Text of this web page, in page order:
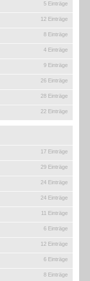
5 Einträge
12 Einträge
8 Einträge
4 Einträge
9 Einträge
26 Einträge
28 Einträge
22 Einträge
17 Einträge
29 Einträge
24 Einträge
24 Einträge
11 Einträge
6 Einträge
12 Einträge
6 Einträge
8 Einträge